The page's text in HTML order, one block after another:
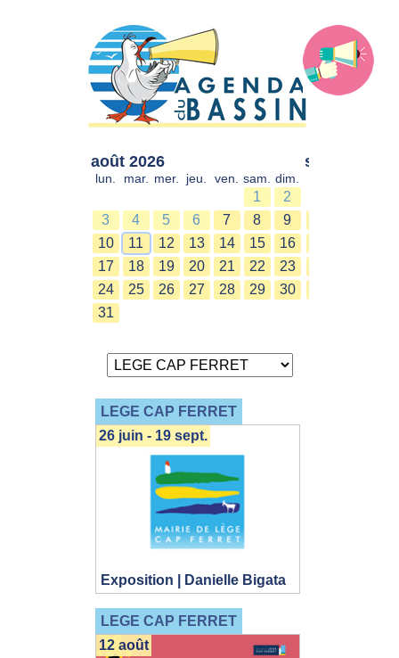
août 2026
lun. mar. mer. jeu. ven. sam. dim.
1
2
3
4 5 6 7 8
9
10
11 12 13 14 15
16
17
18 19 20 21 22
23
24
25 26 27 28 29
30
31
sept. 2026
LEGE CAP FERRET
Exposition | Danielle Bigata
26 juin - 19 sept.
LEGE CAP FERRET
12 août